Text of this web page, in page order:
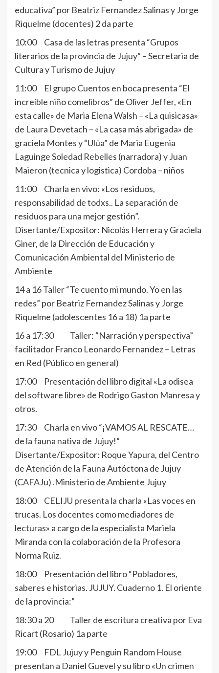
educativa” por Beatriz Fernandez Salinas y Jorge
Riquelme (docentes) 2 da parte
10:00 Casa de las letras presenta “Grupos
literarios de la provincia de Jujuy” – Secretaria de
Cultura y Turismo de Jujuy
11:00 El grupo Cuentos en boca presenta “El
increíble niño comelibros” de Oliver Jeffer, «En
esta calle» de Maria Elena Walsh – «La quisicasa»
de Laura Devetach – «La casa más abrigada» de
graciela Montes y “Ulúa” de Maria Eugenia
Laguinge Soledad Rebelles (narradora) y Juan
Maieron (tecnica y logistica) Cordoba – niños
11:00 Charla en vivo: «Los residuos,
responsabilidad de todxs.. La separación de
residuos para una mejor gestión”.
Disertante/Expositor: Nicolás Herrera y Graciela
Giner, de la Dirección de Educación y
Comunicación Ambiental del Ministerio de
Ambiente
14 a 16 Taller “Te cuento mi mundo. Yo en las
redes” por Beatriz Fernandez Salinas y Jorge
Riquelme (adolescentes 16 a 18) 1a parte
16 a 17:30 Taller: “Narración y perspectiva”
facilitador Franco Leonardo Fernandez – Letras
en Red (Público en general)
17:00 Presentación del libro digital «La odisea
del software libre» de Rodrigo Gaston Manresa y
otros.
17:30 Charla en vivo “¡VAMOS AL RESCATE…
de la fauna nativa de Jujuy!”
Disertante/Expositor: Roque Yapura, del Centro
de Atención de la Fauna Autóctona de Jujuy
(CAFAJu) .Ministerio de Ambiente Jujuy
18:00 CELIJU presenta la charla «Las voces en
trucas. Los docentes como mediadores de
lecturas» a cargo de la especialista Mariela
Miranda con la colaboración de la Profesora
Norma Ruiz.
18:00 Presentación del libro “Pobladores,
saberes e historias. JUJUY. Cuaderno 1. El oriente
de la provincia:”
18:30 a 20 Taller de escritura creativa por Eva
Ricart (Rosario) 1a parte
19:00 FDL Jujuy y Penguin Random House
presentan a Daniel Guevel y su libro «Un crimen